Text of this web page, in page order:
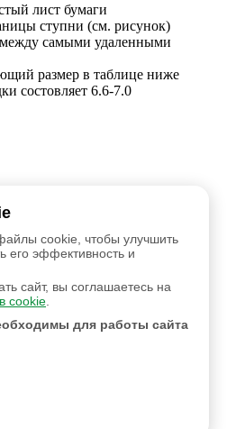
cookie, чтобы улучшить
его эффективность и
сайт, вы соглашаетесь на
cookie
для работы сайта
лист бумаги
ступни (см. рисунок)
между самыми удаленными
размер в таблице ниже
состовляет 6.6-7.0
адрес